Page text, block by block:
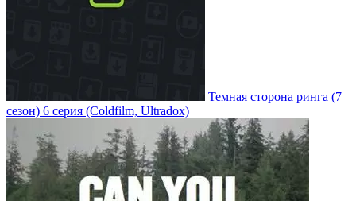
Темная сторона ринга (7
сезон) 6 серия (Coldfilm, Ultradox)